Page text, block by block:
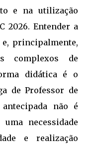
e na utilização
2026. Entender a
principalmente,
complexos de
didática é o
de Professor de
não é
necessidade
e realização